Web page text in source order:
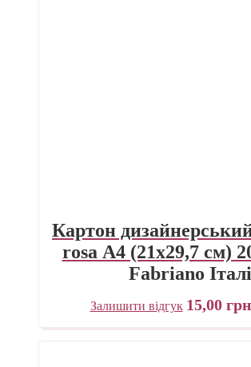
Картон
rosa А4 (21х29,7 см)
Fabriano
Залишити відгук 15,00